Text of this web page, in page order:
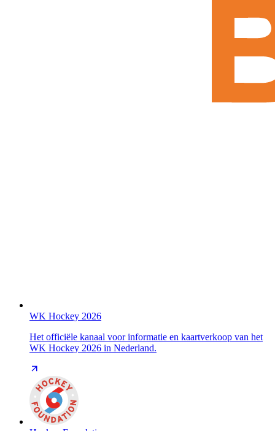
WK Hockey 2026
Het officiële kanaal voor informatie en kaartverkoop van het
WK Hockey 2026 in Nederland.